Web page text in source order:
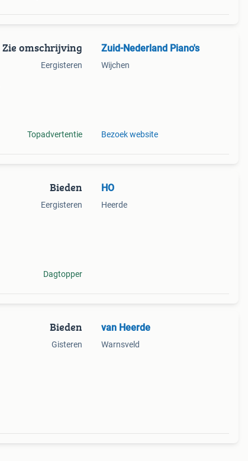
Zie omschrijving
Eergisteren
Topadvertentie
Zuid-Nederland Piano's
Wijchen
Bezoek website
Bieden
Eergisteren
Dagtopper
HO
Heerde
Bieden
Gisteren
van Heerde
Warnsveld